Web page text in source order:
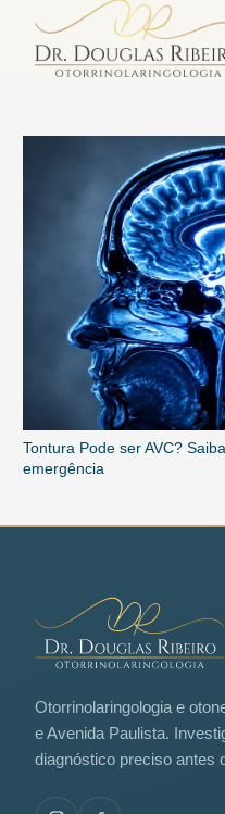
Mariana
Av. Paulista
Vista
Tontura Pode ser AVC?
emergência
Otorrinolaringologia e
e Avenida Paulista.
diagnóstico preciso antes